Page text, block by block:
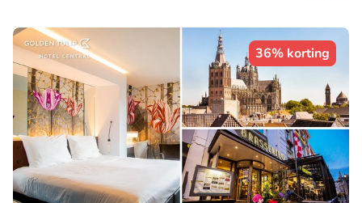
36% korting